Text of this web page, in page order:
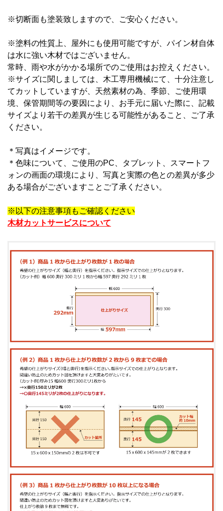
※切断面も塗装致しますので、ご安心ください。
※塗料の性質上、屋外にも使用可能ですが、パイン材自体
は水に強い木材ではございません。
常時、雨や水がかかる場所でのご使用はお控えください。
※サイズに関しましては、木工専用機械にて、十分注意し
てカットしていますが、天然素材の為、季節、ご使用環
境、保管期間等の要因により、お手元に届いた際に、記載
サイズより若干の差異が生じる可能性があること、ご了承
ください。
＊写真はイメージです。
＊ 色味について、ご使用のPC、タブレット、スマートフ
ォンの画面の環境により、写真と実際の色との差異が多少
ある場合がございますことご了承ください。
※以下の注意事項もご確認ください
木材カットサービスについて